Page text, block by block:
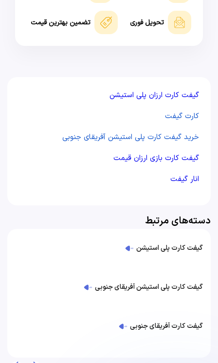
تحویل فوری تضمین بهترین قیمت
گیفت کارت ارزان پلی استیشن
کارت گیفت
خرید گیفت کارت پلی استیشن آفریقای جنوبی
گیفت کارت بازی ارزان قیمت
انار گیفت
دسته‌های مرتبط
گیفت کارت پلی استیشن
گیفت کارت پلی استیشن آفریقای جنوبی
گیفت کارت آفریقای جنوبی